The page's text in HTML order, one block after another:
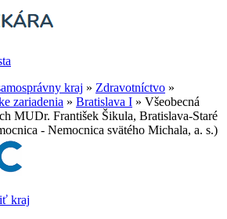
kraj » Zdravotníctvo »
zariadenia » Bratislava I » Všeobecná
MUDr. František Šikula, Bratislava-Staré
- Nemocnica svätého Michala, a. s.)
kraj